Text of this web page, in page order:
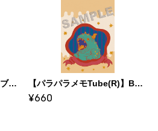
【深田絵理】ハーフスリーブスウェット きのこ 【パラパラメモTube(R)】BEROMIちゃん編（monyura）
¥660